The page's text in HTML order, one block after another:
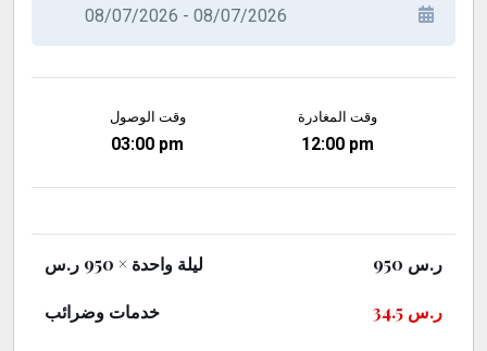
وقت الوصول
03:00 pm
وقت المغادرة
12:00 pm
ليلة واحدة × 950 ر.س 950 ر.س
خدمات وضرائب 34.5 ر.س